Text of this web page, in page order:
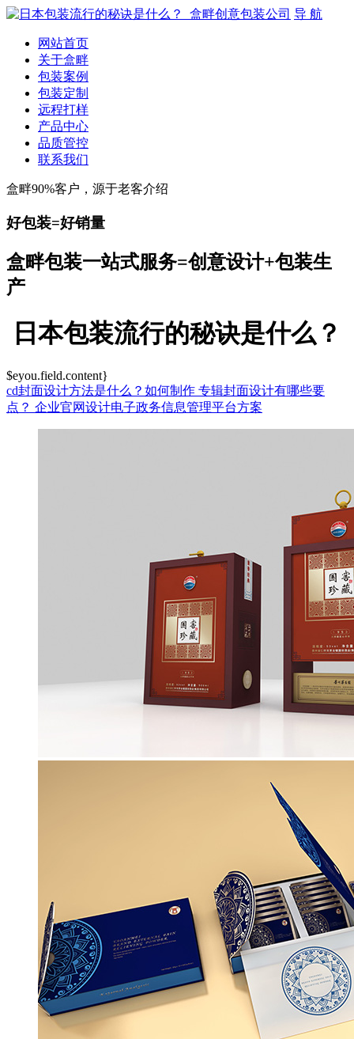
导 航
网站首页
关于盒畔
包装案例
包装定制
远程打样
产品中心
品质管控
联系我们
盒畔90%客户，源于老客介绍
好包装=好销量
盒畔包装一站式服务=创意设计+包装生
产
日本包装流行的秘诀是什么？
$eyou.field.content}
cd封面设计方法是什么？如何制作 专辑封面设计有哪些要
点？ 企业官网设计电子政务信息管理平台方案